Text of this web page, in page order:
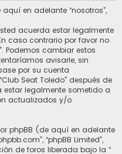
en adelante “nosotros”,
acuerda estar legalmente
caso contrario por favor no
Podemos cambiar estos
avisarle, sin
por su cuenta
Seat Toledo” después de
legalmente sometido a
actualizados y/o
phpBB (de aquí en adelante
“phpBB Limited”,
de foros liberada bajo la “